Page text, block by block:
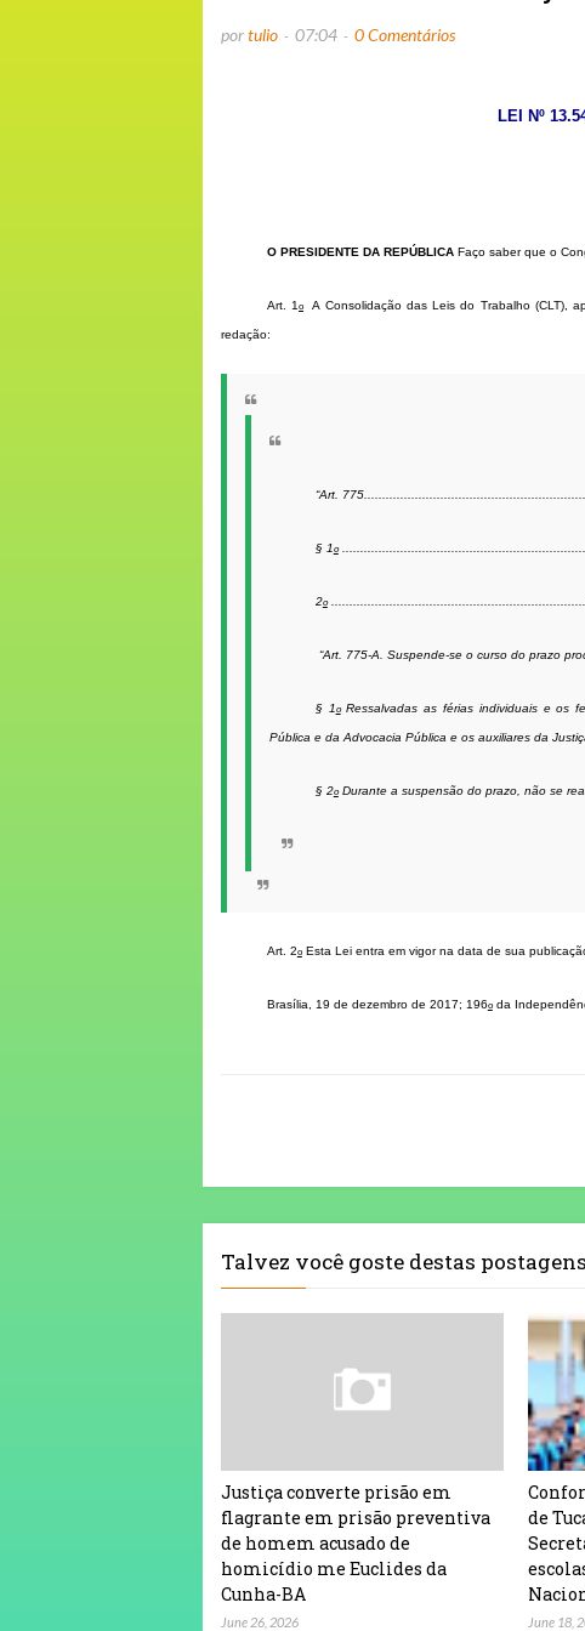
portulio 07:04 0 Comentários
LEI Nº
O PRESIDENTE DA REPÚBLICA Faço saber que o
Art. 1o A Consolidação das Leis do Trabalho (CLT),
redação:
“Art.
§ 1o
2o
“Art. 775-A . Suspende-se o curso do prazo
§ 1oRessalvadas as férias individuais e os
Pública e da Advocacia Pública e os auxiliares da
§ 2oDurante a suspensão do prazo, não se
Art. 2oEsta Lei entra em vigor na data de sua
Brasília, 19 de dezembro de 2017; 196oda
Talvez você goste destas postagens
Justiça converte prisão em
flagrante em prisão preventiva
de homem acusado de
homicídio me Euclides da
Cunha-BA
June 26, 2026
de
June 18,